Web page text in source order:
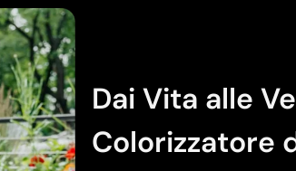
Dai Vita alle
Colorizzatore